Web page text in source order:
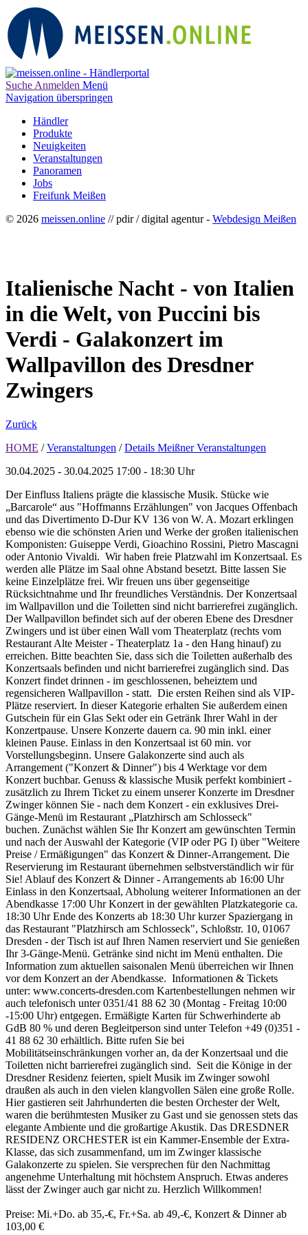
Suche Anmelden Menü
Navigation überspringen
Händler
Produkte
Neuigkeiten
Veranstaltungen
Panoramen
Jobs
Freifunk Meißen
© 2026 meissen.online // pdir / digital agentur - Webdesign Meißen
Italienische Nacht - von Italien
in die Welt, von Puccini bis
Verdi - Galakonzert im
Wallpavillon des Dresdner
Zwingers
Zurück
HOME / Veranstaltungen / Details Meißner Veranstaltungen
30.04.2025 - 30.04.2025 17:00 - 18:30 Uhr
Der Einfluss Italiens prägte die klassische Musik. Stücke wie
„Barcarole“ aus "Hoffmanns Erzählungen" von Jacques Offenbach
und das Divertimento D-Dur KV 136 von W. A. Mozart erklingen
ebenso wie die schönsten Arien und Werke der großen italienischen
Komponisten: Guiseppe Verdi, Gioachino Rossini, Pietro Mascagni
oder Antonio Vivaldi. Wir haben freie Platzwahl im Konzertsaal. Es
werden alle Plätze im Saal ohne Abstand besetzt. Bitte lassen Sie
keine Einzelplätze frei. Wir freuen uns über gegenseitige
Rücksichtnahme und Ihr freundliches Verständnis. Der Konzertsaal
im Wallpavillon und die Toiletten sind nicht barrierefrei zugänglich.
Der Wallpavillon befindet sich auf der oberen Ebene des Dresdner
Zwingers und ist über einen Wall vom Theaterplatz (rechts vom
Restaurant Alte Meister - Theaterplatz 1a - den Hang hinauf) zu
erreichen. Bitte beachten Sie, dass sich die Toiletten außerhalb des
Konzertsaals befinden und nicht barrierefrei zugänglich sind. Das
Konzert findet drinnen - im geschlossenen, beheiztem und
regensicheren Wallpavillon - statt. Die ersten Reihen sind als VIP-
Plätze reserviert. In dieser Kategorie erhalten Sie außerdem einen
Gutschein für ein Glas Sekt oder ein Getränk Ihrer Wahl in der
Konzertpause. Unsere Konzerte dauern ca. 90 min inkl. einer
kleinen Pause. Einlass in den Konzertsaal ist 60 min. vor
Vorstellungsbeginn. Unsere Galakonzerte sind auch als
Arrangement ("Konzert & Dinner") bis 4 Werktage vor dem
Konzert buchbar. Genuss & klassische Musik perfekt kombiniert -
zusätzlich zu Ihrem Ticket zu einem unserer Konzerte im Dresdner
Zwinger können Sie - nach dem Konzert - ein exklusives Drei-
Gänge-Menü im Restaurant „Platzhirsch am Schlosseck"
buchen. Zunächst wählen Sie Ihr Konzert am gewünschten Termin
und nach der Auswahl der Kategorie (VIP oder PG I) über "Weitere
Preise / Ermäßigungen" das Konzert & Dinner-Arrangement. Die
Reservierung im Restaurant übernehmen selbstverständlich wir für
Sie! Ablauf des Konzert & Dinner - Arrangements ab 16:00 Uhr
Einlass in den Konzertsaal, Abholung weiterer Informationen an der
Abendkasse 17:00 Uhr Konzert in der gewählten Platzkategorie ca.
18:30 Uhr Ende des Konzerts ab 18:30 Uhr kurzer Spaziergang in
das Restaurant "Platzhirsch am Schlosseck", Schloßstr. 10, 01067
Dresden - der Tisch ist auf Ihren Namen reserviert und Sie genießen
Ihr 3-Gänge-Menü. Getränke sind nicht im Menü enthalten. Die
Information zum aktuellen saisonalen Menü überreichen wir Ihnen
vor dem Konzert an der Abendkasse. Informationen & Tickets
unter: www.concerts-dresden.com Kartenbestellungen nehmen wir
auch telefonisch unter 0351/41 88 62 30 (Montag - Freitag 10:00
-15:00 Uhr) entgegen. Ermäßigte Karten für Schwerhinderte ab
GdB 80 % und deren Begleitperson sind unter Telefon +49 (0)351 -
41 88 62 30 erhältlich. Bitte rufen Sie bei
Mobilitätseinschränkungen vorher an, da der Konzertsaal und die
Toiletten nicht barrierefrei zugänglich sind. Seit die Könige in der
Dresdner Residenz feierten, spielt Musik im Zwinger sowohl
draußen als auch in den vielen klangvollen Sälen eine große Rolle.
Hier gastieren seit Jahrhunderten die besten Orchester der Welt,
waren die berühmtesten Musiker zu Gast und sie genossen stets das
elegante Ambiente und die großartige Akustik. Das DRESDNER
RESIDENZ ORCHESTER ist ein Kammer-Ensemble der Extra-
Klasse, das sich zusammenfand, um im Zwinger klassische
Galakonzerte zu spielen. Sie versprechen für den Nachmittag
angenehme Unterhaltung mit höchstem Anspruch. Etwas anderes
lässt der Zwinger auch gar nicht zu. Herzlich Willkommen!
Preise: Mi.+Do. ab 35,-€, Fr.+Sa. ab 49,-€, Konzert & Dinner ab
103,00 €